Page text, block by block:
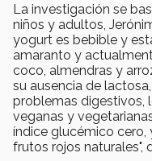
La investigación se
niños y adultos,
yogurt es bebible y
amaranto y
coco, almendras y
su ausencia de
problemas digestivos,
veganas y
índice glucémico cero,
frutos rojos naturales",